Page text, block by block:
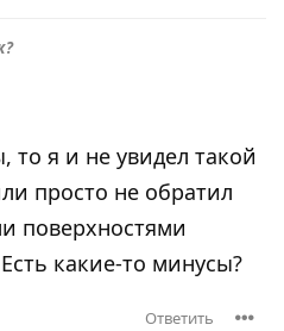
то я и не увидел такой
просто не обратил
поверхностями
какие-то минусы?
Ответить